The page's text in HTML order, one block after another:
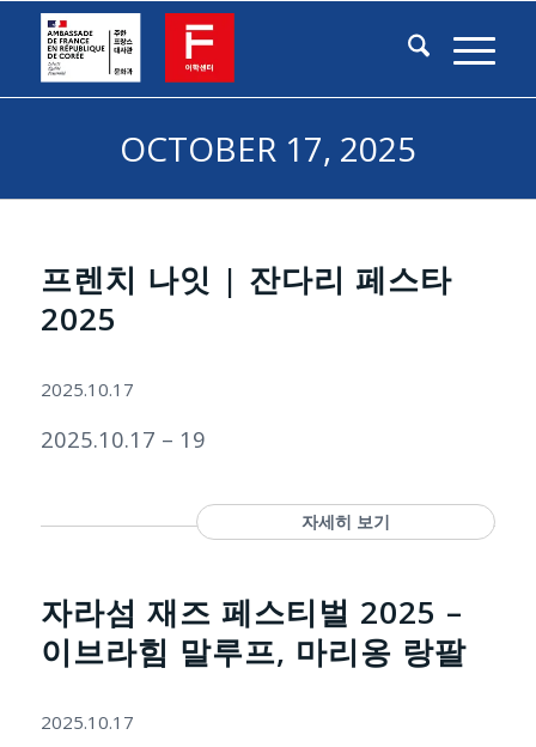
OCTOBER 17, 2025
프렌치 나잇 | 잔다리 페스타
2025
2025.10.17
2025.10.17 – 19
자세히 보기
자라섬 재즈 페스티벌 2025 –
이브라힘 말루프, 마리옹 랑팔
2025.10.17